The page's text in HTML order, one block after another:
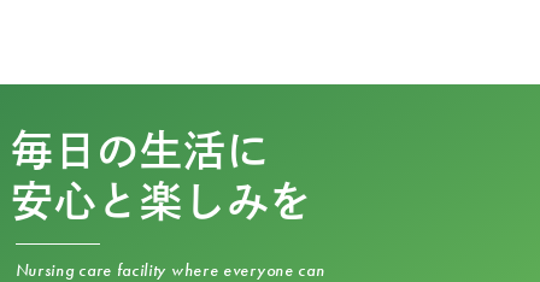
毎日の生活に
安心と楽しみを
Nursing care facility where everyone can